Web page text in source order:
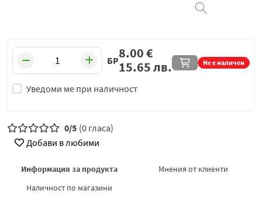
БР Не е наличен
Уведоми ме при наличност
8.00€
15.65лв.
0/5 (0 гласа)
Добави в любими
Информация за продукта
Мнения от клиенти
Наличност по магазини